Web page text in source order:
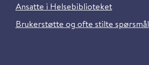
Ansatte i Helsebiblioteket
Brukerstøtte og ofte stilte spørsmål